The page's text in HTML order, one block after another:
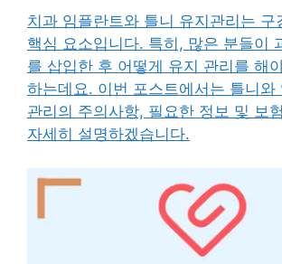
치과 임플란트와 틀니 유지관리는 구
핵심 요소입니다. 특히, 많은 분들이
를 삽입한 후 어떻게 유지 관리를 해
하는데요. 이번 포스트에서는 틀니와
관리의 주의사항, 필요한 정보 및 보
자세히 설명하겠습니다.